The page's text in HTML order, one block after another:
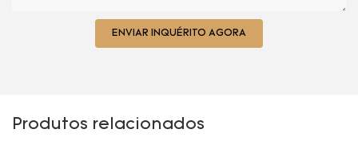
ENVIAR INQUÉRITO AGORA
Produtos relacionados